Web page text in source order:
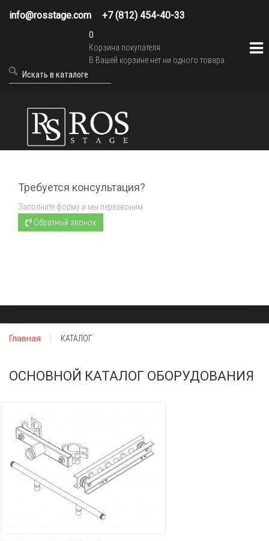
info@rosstage.com +7 (812) 454-40-33
0
Корзина покупателя
В Вашей корзине нет ни одного товара.
Требуется консультация?
Заполните форму и мы перезвоним.
Обратный звонок
Главная КАТАЛОГ
ОСНОВНОЙ КАТАЛОГ ОБОРУДОВАНИЯ